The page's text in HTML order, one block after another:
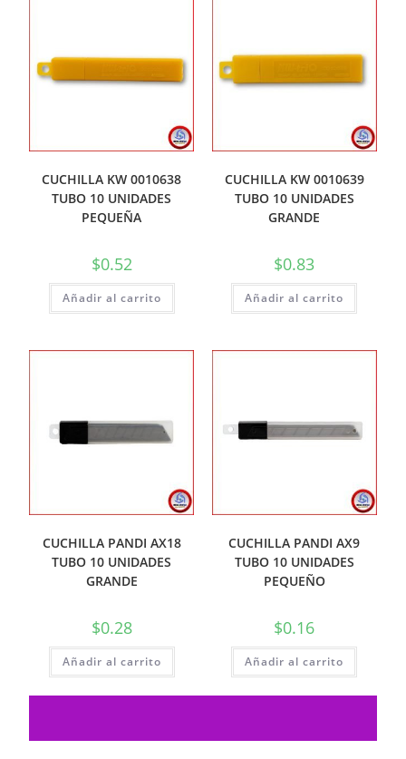
CUCHILLA KW 0010638
TUBO 10 UNIDADES
PEQUEÑA
$0.52
Añadir al carrito
CUCHILLA KW 0010639
TUBO 10 UNIDADES
GRANDE
$0.83
Añadir al carrito
CUCHILLA PANDI AX18
TUBO 10 UNIDADES
GRANDE
$0.28
Añadir al carrito
CUCHILLA PANDI AX9
TUBO 10 UNIDADES
PEQUEÑO
$0.16
Añadir al carrito